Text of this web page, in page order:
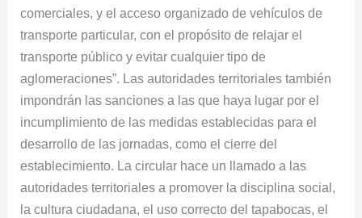
comerciales, y el acceso organizado de vehículos de
transporte particular, con el propósito de relajar el
transporte público y evitar cualquier tipo de
aglomeraciones”. Las autoridades territoriales también
impondrán las sanciones a las que haya lugar por el
incumplimiento de las medidas establecidas para el
desarrollo de las jornadas, como el cierre del
establecimiento. La circular hace un llamado a las
autoridades territoriales a promover la disciplina social,
la cultura ciudadana, el uso correcto del tapabocas, el